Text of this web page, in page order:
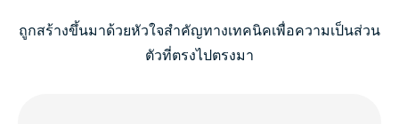
ถูกสร้างขึ้นมาด้วยหัวใจสำคัญทางเทคนิคเพื่อความเป็นส่วน
ตัวที่ตรงไปตรงมา